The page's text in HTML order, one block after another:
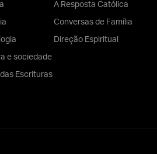
e sociedade
Escrituras
A Resposta Católica
Conversas de Família
Direção Espiritual